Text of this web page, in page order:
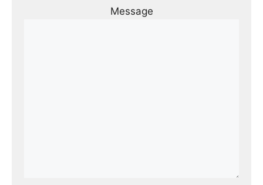
Message